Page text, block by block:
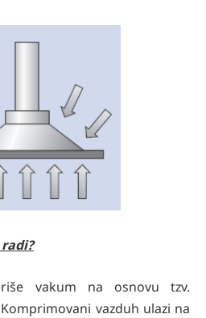
vakum na osnovu tzv.
vazduh ulazi na